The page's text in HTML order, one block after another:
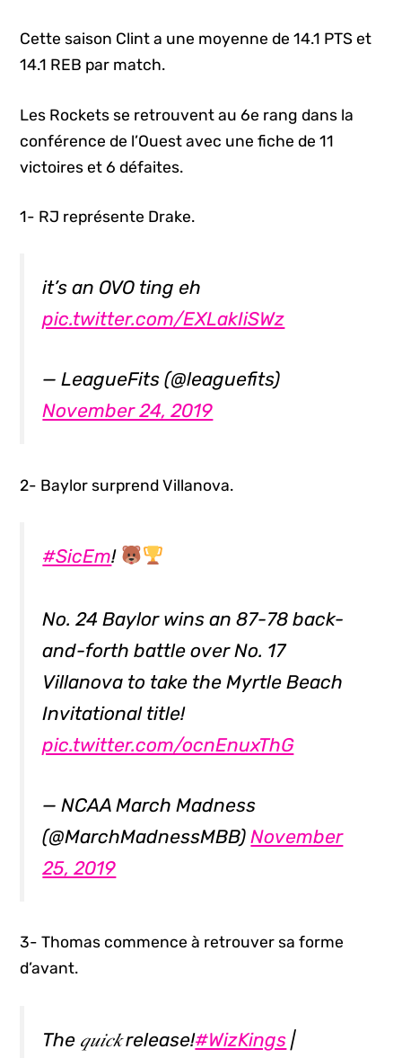
Cette saison Clint a une moyenne de 14.1 PTS et
14.1 REB par match.
Les Rockets se retrouvent au 6e rang dans la
conférence de l’Ouest avec une fiche de 11
victoires et 6 défaites.
1- RJ représente Drake.
it’s an OVO ting eh
pic.twitter.com/EXLakIiSWz
— LeagueFits (@leaguefits)
November 24, 2019
2- Baylor surprend Villanova.
#SicEm!
No. 24 Baylor wins an 87-78 back-
and-forth battle over No. 17
Villanova to take the Myrtle Beach
Invitational title!
pic.twitter.com/ocnEnuxThG
— NCAA March Madness
(@MarchMadnessMBB)November
25, 2019
3- Thomas commence à retrouver sa forme
d’avant.
The 𝑞𝑢𝑖𝑐𝑘 release!#WizKings |